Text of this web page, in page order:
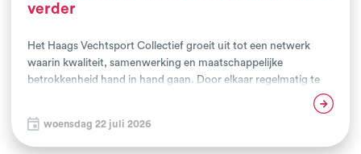
verder
Het Haags Vechtsport Collectief groeit uit tot een netwerk
waarin kwaliteit, samenwerking en maatschappelijke
betrokkenheid hand in hand gaan. Door elkaar regelmatig te
vechtsportclubs, de gemeente Den Haag en maatschappelijke
partners samen aan een sterke en toekomstbestendige
woensdag 22 juli 2026